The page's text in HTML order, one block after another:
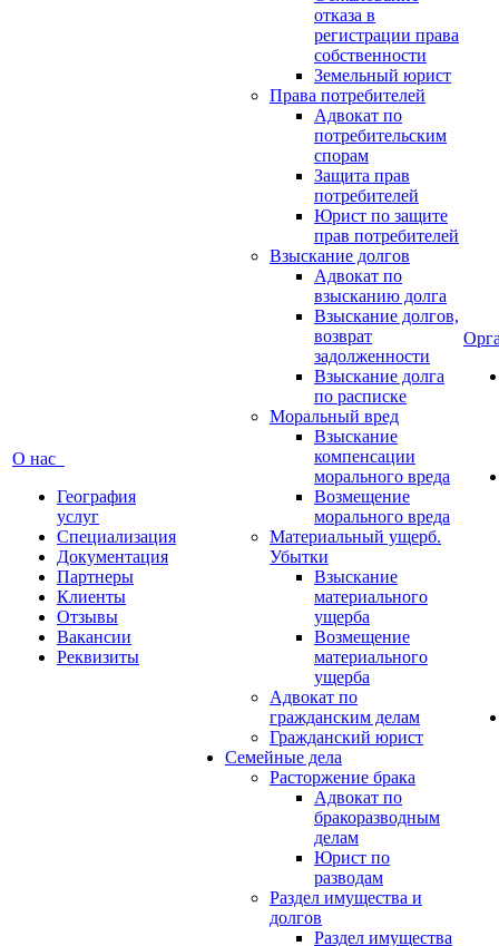
О нас
География
услуг
Специализация
Документация
Партнеры
Клиенты
Отзывы
Вакансии
Реквизиты
отказа в
регистрации права
собственности
Земельный юрист
Права потребителей
Адвокат по
потребительским
спорам
Защита прав
потребителей
Юрист по защите
прав потребителей
Взыскание долгов
Адвокат по
взысканию долга
Взыскание долгов,
возврат
задолженности
Взыскание долга
по расписке
Моральный вред
Взыскание
компенсации
морального вреда
Возмещение
морального вреда
Материальный ущерб.
Убытки
Взыскание
материального
ущерба
Возмещение
материального
ущерба
Адвокат по
гражданским делам
Гражданский юрист
Семейные дела
Расторжение брака
Адвокат по
бракоразводным
делам
Юрист по
разводам
Раздел имущества и
долгов
Раздел имущества